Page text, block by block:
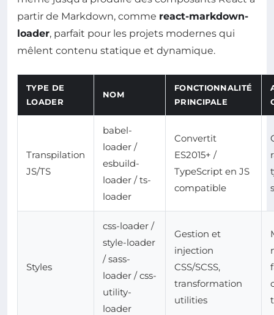
partir de Markdown, comme react-markdown-
loader, parfait pour les projets modernes qui
mêlent contenu statique et dynamique.
TYPE DE
LOADER
NOM
FONCTIONNALITÉ
PRINCIPALE
Transpilation
JS/TS
babel-
loader /
esbuild-
loader / ts-
loader
Convertit
ES2015+ /
TypeScript en JS
compatible
Styles
css-loader /
style-loader
/ sass-
loader / css-
utility-
loader
Gestion et
injection
CSS/SCSS,
transformation
utilities